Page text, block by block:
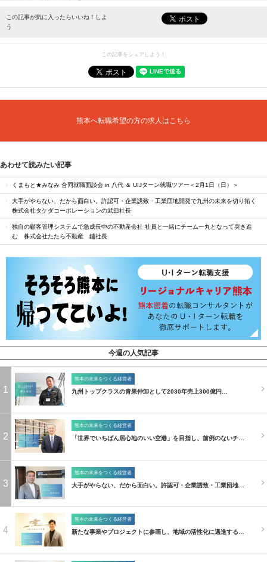
最新情報をお届けします。
この記事が気に入ったらいいね！しよ
う
この記事をシェアしよう！
熊本へ転職希望の方の求人はこちら
あわせて読みたい記事
くまもと★みなみ 合同就職面談会 in 八代 ＆ UIJターン就職ツアー＜2月1日（日）＞
大手がやらない、だから面白い。許認可・企業誘致・工業団地開発で九州の未来を切り拓く
株式会社タケダコーポレーションの武田社長
独自の顧客管理システムで急成長中の不動産会社 社員と一緒にチーム一丸となって突き進
む 株式会社たたら不動産 鑪社長
今週の人気記事
1
熊本の未来をつくる経営者
九州トップクラスの青果仲卸として2030年売上300億円…
2
熊本の未来をつくる経営者
「世界でいちばん居心地のいい空港」を目指し、前例のないチ…
3
熊本の未来をつくる経営者
大手がやらない、だから面白い。許認可・企業誘致・工業団地…
4
熊本の未来をつくる経営者
新たな事業やプロジェクトに参画し、地域の活性化に邁進する…